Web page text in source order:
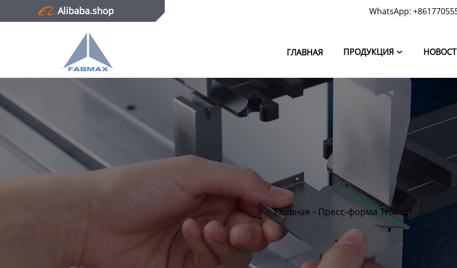
Alibaba.shop WhatsApp:
ГЛАВНАЯ ПРОДУКЦИЯ 
Главная
Контактная информация
Главная - Пресс-форма Trumpf